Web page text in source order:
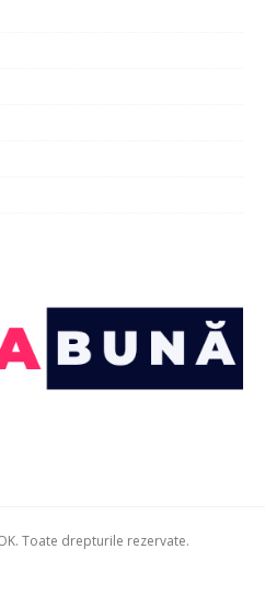
Toate drepturile rezervate.